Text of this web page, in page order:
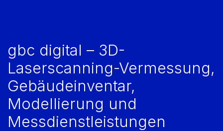
gbc digital – 3D-
Laserscanning-Vermessung,
Gebäudeinventar,
Modellierung und
Messdienstleistungen